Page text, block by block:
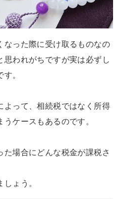
なった際に受け取るものなの
思われがちですが実は必ずし
。
よって、相続税ではなく所得
ケースもあるのです。
た場合にどんな税金が課税さ
ょう。